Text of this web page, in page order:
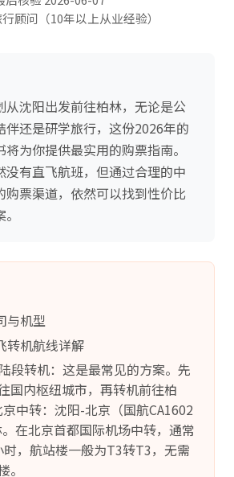
顾问（10年以上从业经验）
从沈阳出发前往柏林，无论是公
伴还是研学旅行，这份2026年的
为你提供最实用的购票指南。
没有直飞航班，但通过合理的中
购票渠道，依然可以找到性价比
与机型
转机航线详解
段转机：这是最常见的方案。先
国内枢纽城市，再转机前往柏
中转：沈阳-北京（国航CA1602
在北京首都国际机场中转，通常
，航站楼一般为T3转T3，无需
。